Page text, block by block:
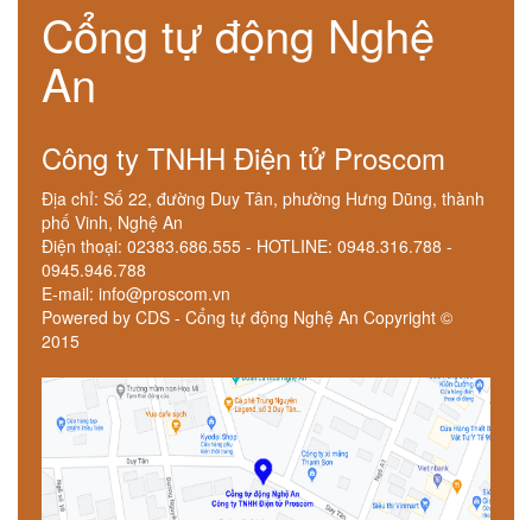
Cổng tự động Nghệ
An
Công ty TNHH Điện tử Proscom
Địa chỉ: Số 22, đường Duy Tân, phường Hưng Dũng, thành
phố Vinh, Nghệ An
Điện thoại: 02383.686.555 - HOTLINE: 0948.316.788 -
0945.946.788
E-mail: info@proscom.vn
Powered by CDS - Cổng tự động Nghệ An Copyright ©
2015